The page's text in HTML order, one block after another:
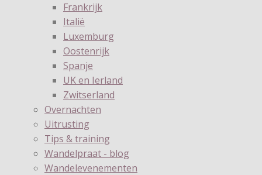
Frankrijk
Italië
Luxemburg
Oostenrijk
Spanje
UK en Ierland
Zwitserland
Overnachten
Uitrusting
Tips & training
Wandelpraat - blog
Wandelevenementen